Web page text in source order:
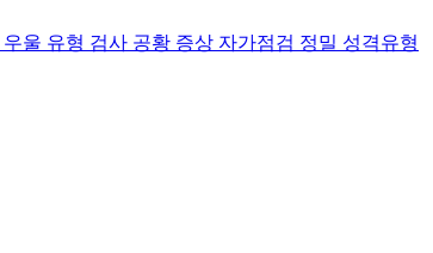
우울 유형 검사 공황 증상 자가점검 정밀 성격유형